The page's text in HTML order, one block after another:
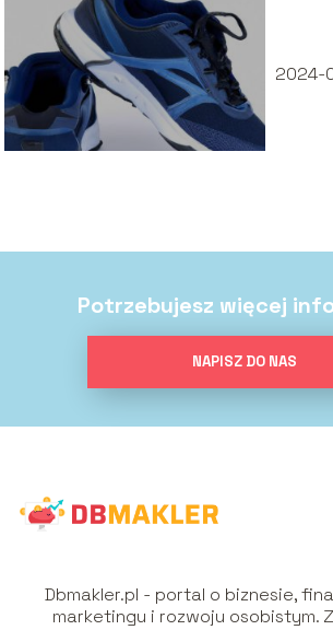
2024-
Potrzebujesz więcej
NAPISZ DO NAS
Dbmakler.pl - portal o biznesie,
marketingu i rozwoju osobistym.